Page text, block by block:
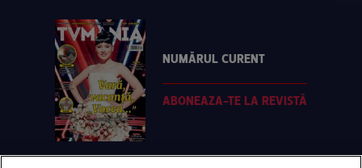
NUMĂRUL CURENT
ABONEAZA-TE LA REVISTĂ